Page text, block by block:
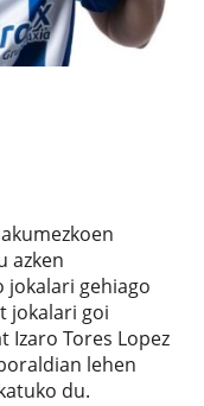
azken
jokalari gehiago
jokalari goi
Izaro Tores Lopez
lehen
du.